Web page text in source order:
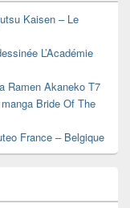
Kaisen – Le
L’Académie
Ramen Akaneko T7
Bride Of The
France – Belgique